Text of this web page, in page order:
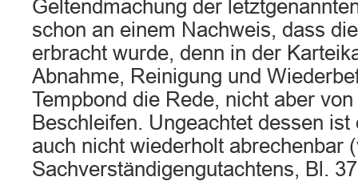
Geltendmachung der
schon an einem Nachweis, dass
erbracht wurde, denn in der
Abnahme, Reinigung und
Tempbond die Rede, nicht aber
Beschleifen. Ungeachtet dessen
auch nicht wiederholt abrechenbar
Sachverständigengutachtens, Bl.